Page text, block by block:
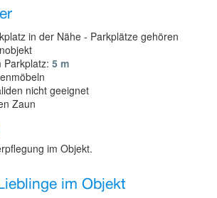
in der Nähe - Parkplätze gehören
Parkplatz: 5 m
nicht geeignet
Zaun
im Objekt.
im Objekt